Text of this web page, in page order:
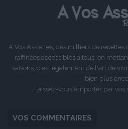
A Vos Assiettes, des milliers de
raffinées accessibles à tous, en
saisons, c'est également de l'art de
bien plus
Laissez-vous emporter par vos
VOS COMMENTAIRES